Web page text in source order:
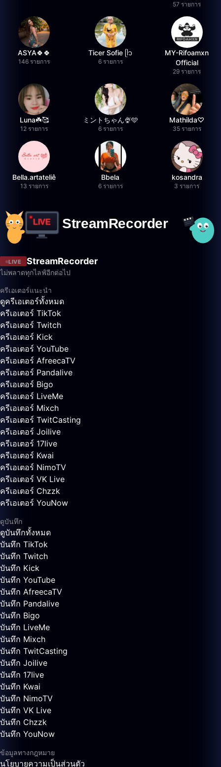
57 รายการ
ASYA🍀🍀
146 รายการ
Ticer Sofie ᥫ᭡
6 รายการ
MY-Rifoamxn
Official
29 รายการ
Luna☘️🥰
12 รายการ
ミントちゃん🍨🩵
6 รายการ
Mathilda♡︎
35 รายการ
Bella.artateliê
13 รายการ
Bbela
6 รายการ
kosandra
3 รายการ
LIVE StreamRecorder
ไม่พลาดทุกไลฟ์อีกต่อไป
ครีเอเตอร์แนะนำ
ดูครีเอเตอร์ทั้งหมด
ครีเอเตอร์ TikTok
ครีเอเตอร์ Twitch
ครีเอเตอร์ Kick
ครีเอเตอร์ YouTube
ครีเอเตอร์ AfreecaTV
ครีเอเตอร์ Pandalive
ครีเอเตอร์ Bigo
ครีเอเตอร์ LiveMe
ครีเอเตอร์ Mixch
ครีเอเตอร์ TwitCasting
ครีเอเตอร์ Joilive
ครีเอเตอร์ 17live
ครีเอเตอร์ Kwai
ครีเอเตอร์ NimoTV
ครีเอเตอร์ VK Live
ครีเอเตอร์ Chzzk
ครีเอเตอร์ YouNow
ดูบันทึก
ดูบันทึกทั้งหมด
บันทึก TikTok
บันทึก Twitch
บันทึก Kick
บันทึก YouTube
บันทึก AfreecaTV
บันทึก Pandalive
บันทึก Bigo
บันทึก LiveMe
บันทึก Mixch
บันทึก TwitCasting
บันทึก Joilive
บันทึก 17live
บันทึก Kwai
บันทึก NimoTV
บันทึก VK Live
บันทึก Chzzk
บันทึก YouNow
ข้อมูลทางกฎหมาย
นโยบายความเป็นส่วนตัว